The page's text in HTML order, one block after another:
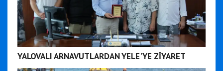
YALOVALI ARNAVUTLARDAN YELE'YE ZİYARET